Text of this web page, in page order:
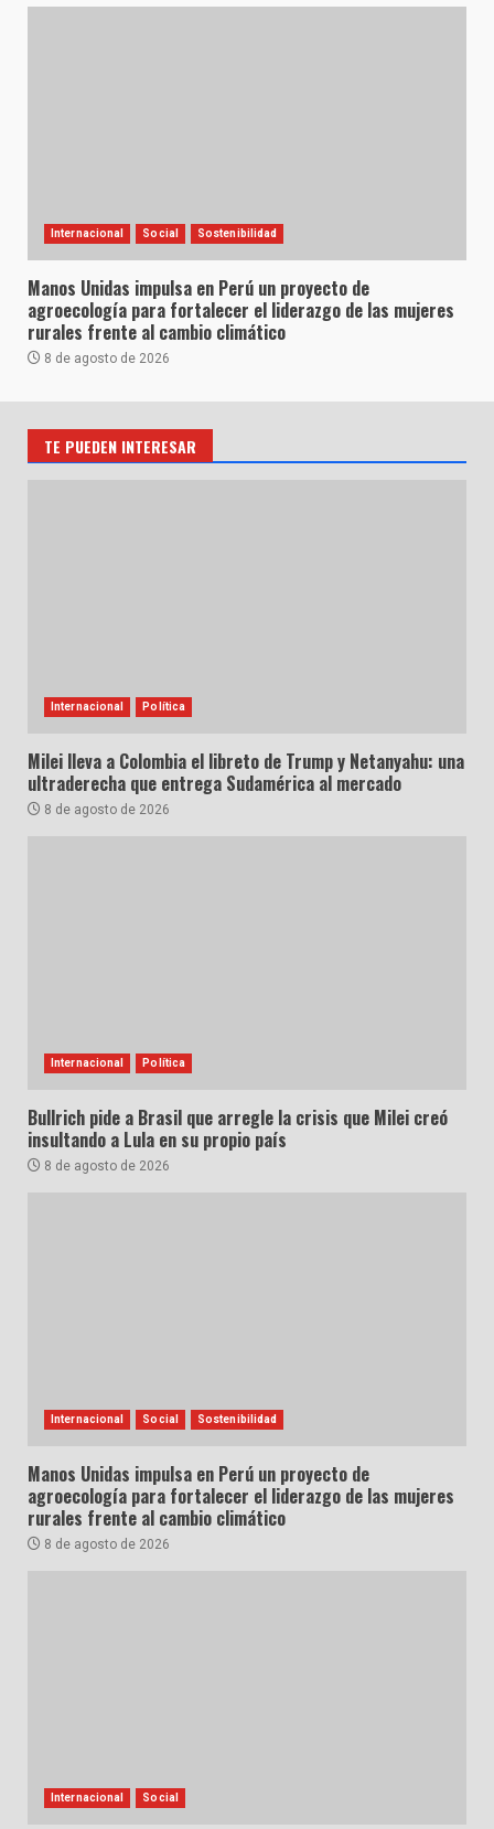
Internacional Social Sostenibilidad
Manos Unidas impulsa en Perú un proyecto de
agroecología para fortalecer el liderazgo de las mujeres
rurales frente al cambio climático
8 de agosto de 2026
TE PUEDEN INTERESAR
Internacional Política
Milei lleva a Colombia el libreto de Trump y Netanyahu: una
ultraderecha que entrega Sudamérica al mercado
8 de agosto de 2026
Internacional Política
Bullrich pide a Brasil que arregle la crisis que Milei creó
insultando a Lula en su propio país
8 de agosto de 2026
Internacional Social Sostenibilidad
Manos Unidas impulsa en Perú un proyecto de
agroecología para fortalecer el liderazgo de las mujeres
rurales frente al cambio climático
8 de agosto de 2026
Internacional Social